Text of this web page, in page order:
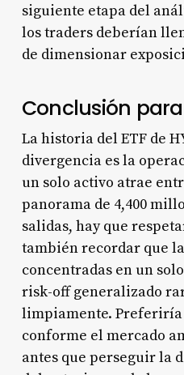
siguiente etapa del
los traders deberían
de dimensionar
Conclusión
La historia del ETF de
divergencia es la
un solo activo atrae
panorama de 4,400
salidas, hay que
también recordar que
concentradas en un
risk-off generalizado
limpiamente.
conforme el mercado
antes que perseguir la